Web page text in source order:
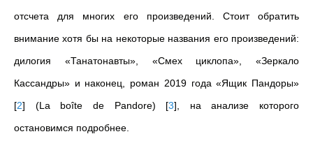
отсчета для многих его произведений. Стоит обратить
внимание хотя бы на некоторые названия его произведений:
дилогия «Танатонавты», «Смех циклопа», «Зеркало
Кассандры» и наконец, роман 2019 года «Ящик Пандоры»
[2] (La boîte de Pandore) [3] , на анализе которого
остановимся подробнее.